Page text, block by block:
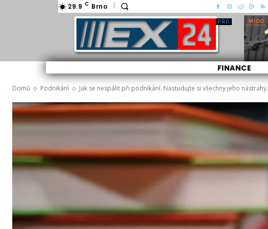
29.9 C Brno
FINANCE
Domů Podnikání Jak se nespálit při podnikání. Nastudujte si všechny jeho nástrahy.